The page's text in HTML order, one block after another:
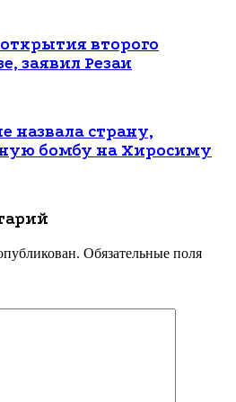
второго
заявил Резаи
назвала страну,
бомбу на Хиросиму
Обязательные поля